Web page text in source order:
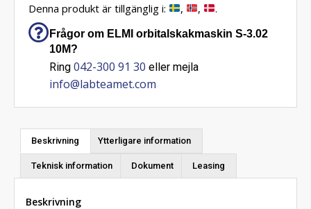
Denna produkt är tillgänglig i: , , .
Frågor om ELMI orbitalskakmaskin S-3.02
10M?
Ring 042-300 91 30 eller mejla
info@labteamet.com
Beskrivning Ytterligare information
Teknisk information Dokument Leasing
Beskrivning